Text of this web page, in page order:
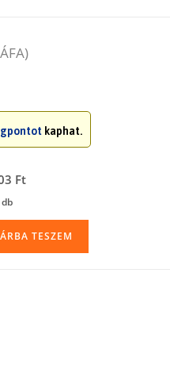
kaphat.
Ft
TESZEM